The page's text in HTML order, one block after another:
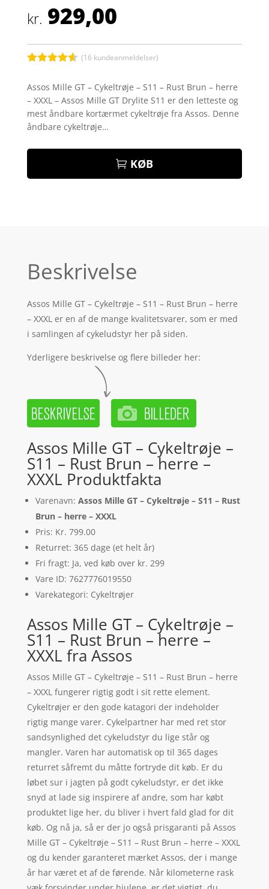
kr. 929,00
ud af 5
baseret
kundebedø
mmelser
(16 kundeanmeldelser)
Assos Mille GT – Cykeltrøje – S11 – Rust Brun – herre
– XXXL – Assos Mille GT Drylite S11 er den letteste og
mest åndbare kortærmet cykeltrøje fra Assos. Denne
åndbare cykeltrøje…
KØB
Beskrivelse
Assos Mille GT – Cykeltrøje – S11 – Rust Brun – herre
– XXXL er en af de mange kvalitetsvarer, som er med
i samlingen af cykeludstyr her på siden.
Yderligere beskrivelse og flere billeder her:
Assos Mille GT – Cykeltrøje –
S11 – Rust Brun – herre –
XXXL Produktfakta
Varenavn: Assos Mille GT – Cykeltrøje – S11 – Rust
Brun – herre – XXXL
Pris: Kr. 799.00
Returret: 365 dage (et helt år)
Fri fragt: Ja, ved køb over kr. 299
Vare ID: 7627776019550
Varekategori: Cykeltrøjer
Assos Mille GT – Cykeltrøje –
S11 – Rust Brun – herre –
XXXL fra Assos
Assos Mille GT – Cykeltrøje – S11 – Rust Brun – herre
– XXXL fungerer rigtig godt i sit rette element.
Cykeltrøjer er den gode katagori der indeholder
rigtig mange varer. Cykelpartner har med ret stor
sandsynlighed det cykeludstyr du lige står og
mangler. Varen har automatisk op til 365 dages
returret såfremt du måtte fortryde dit køb. Er du
løbet sur i jagten på godt cykeludstyr, er det ikke
snyd at lade sig inspirere af andre, som har købt
produktet lige her, du bliver i hvert fald glad for dit
køb. Og nå ja, så er der jo også prisgaranti på Assos
Mille GT – Cykeltrøje – S11 – Rust Brun – herre – XXXL
og du kender garanteret mærket Assos, der i mange
år har været et af de førende. Når kilometerne rask